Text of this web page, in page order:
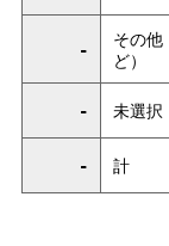
-
その他
ど）
- 未選択
- 計